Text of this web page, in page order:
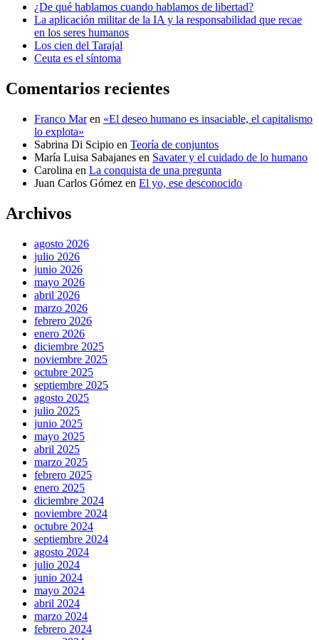
¿De qué hablamos cuando hablamos de libertad?
La aplicación militar de la IA y la responsabilidad que recae
en los seres humanos
Los cien del Tarajal
Ceuta es el síntoma
Comentarios recientes
Franco Maren «El deseo humano es insaciable, el capitalismo
lo explota»
Sabrina Di Scipio en Teoría de conjuntos
María Luisa Sabajanes en Savater y el cuidado de lo humano
Carolina en La conquista de una pregunta
Juan Carlos Gómez en El yo, ese desconocido
Archivos
agosto 2026
julio 2026
junio 2026
mayo 2026
abril 2026
marzo 2026
febrero 2026
enero 2026
diciembre 2025
noviembre 2025
octubre 2025
septiembre 2025
agosto 2025
julio 2025
junio 2025
mayo 2025
abril 2025
marzo 2025
febrero 2025
enero 2025
diciembre 2024
noviembre 2024
octubre 2024
septiembre 2024
agosto 2024
julio 2024
junio 2024
mayo 2024
abril 2024
marzo 2024
febrero 2024